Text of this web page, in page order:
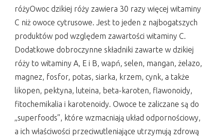
różyOwoc dzikiej róży zawiera 30 razy więcej witaminy
C niż owoce cytrusowe. Jest to jeden z najbogatszych
produktów pod względem zawartości witaminy C.
Dodatkowe dobroczynne składniki zawarte w dzikiej
róży to witaminy A, E i B, wapń, selen, mangan, żelazo,
magnez, fosfor, potas, siarka, krzem, cynk, a także
likopen, pektyna, luteina, beta-karoten, flawonoidy,
fitochemikalia i karotenoidy. Owoce te zaliczane są do
„superfoods”, które wzmacniają układ odpornościowy,
a ich właściwości przeciwutleniające utrzymują zdrową